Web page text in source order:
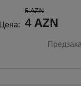
Цена:
5 AZN
4 AZN